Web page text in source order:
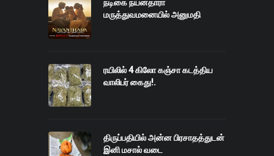
நடிகை நயன்தாரா
மருத்துவமனையில் அனுமதி
ரயிலில் 4 கிலோ கஞ்சா கடத்திய
வாலிபர் கைது!.
திருப்பதியில் அன்ன பிரசாதத்துடன்
இனி மசால் வடை